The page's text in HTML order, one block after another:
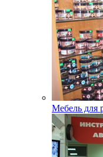
Мебель для